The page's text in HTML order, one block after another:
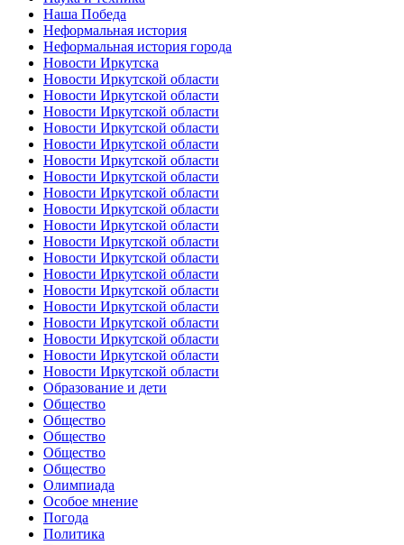
Наша Победа
Неформальная история
Неформальная история города
Новости Иркутска
Новости Иркутской области
Новости Иркутской области
Новости Иркутской области
Новости Иркутской области
Новости Иркутской области
Новости Иркутской области
Новости Иркутской области
Новости Иркутской области
Новости Иркутской области
Новости Иркутской области
Новости Иркутской области
Новости Иркутской области
Новости Иркутской области
Новости Иркутской области
Новости Иркутской области
Новости Иркутской области
Новости Иркутской области
Новости Иркутской области
Новости Иркутской области
Образование и дети
Общество
Общество
Общество
Общество
Общество
Олимпиада
Особое мнение
Погода
Политика